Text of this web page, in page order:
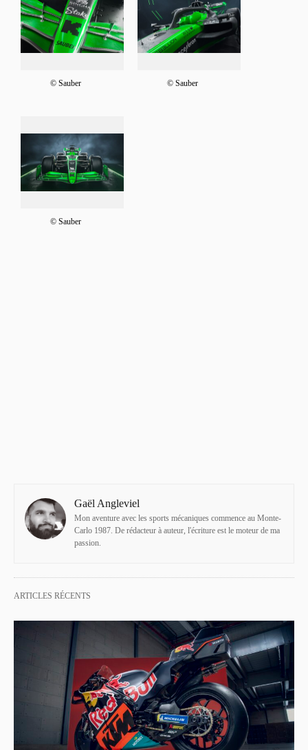
© Sauber © Sauber
© Sauber
Gaël Angleviel
Mon aventure avec les sports mécaniques commence au Monte-
Carlo 1987. De rédacteur à auteur, l'écriture est le moteur de ma
passion.
ARTICLES RÉCENTS